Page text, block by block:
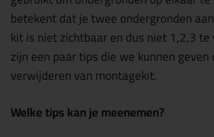
betekent dat je twee ondergronden
kit is niet zichtbaar en dus niet 1,2,3
zijn een paar tips die we kunnen
verwijderen van montagekit.
Welke tips kan je meenemen?